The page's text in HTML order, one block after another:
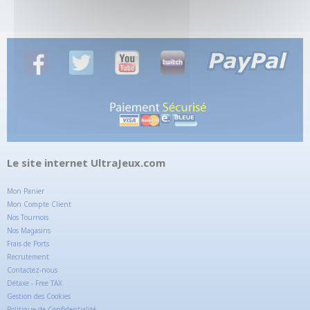
Le site internet UltraJeux.com
Mon Panier
Mon Compte Client
Nos Tournois
Nos Magasins
Frais de Ports
Recrutement
Contactez-nous
Détaxe - Free TAX
Gestion des Cookies